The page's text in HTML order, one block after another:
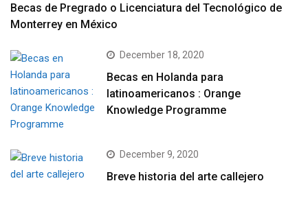
Becas de Pregrado o Licenciatura del Tecnológico de
Monterrey en México
December 18, 2020
Becas en Holanda para
latinoamericanos : Orange
Knowledge Programme
December 9, 2020
Breve historia del arte callejero